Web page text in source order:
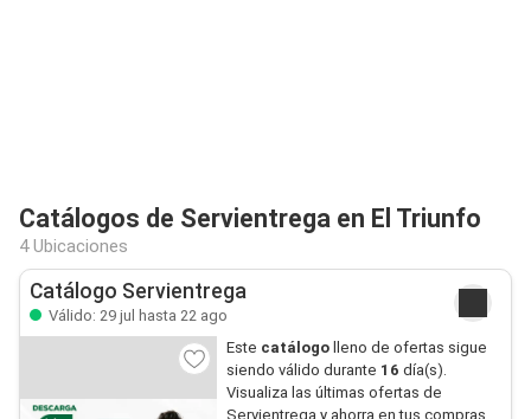
Catálogos de Servientrega en El Triunfo
4 Ubicaciones
Catálogo Servientrega
Válido: 29 jul hasta 22 ago
Este catálogo lleno de ofertas sigue
siendo válido durante 16 día(s).
Visualiza las últimas ofertas de
Servientrega y ahorra en tus compras